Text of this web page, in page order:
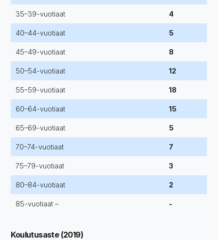
35–39-vuotiaat 4
40–44-vuotiaat 5
45–49-vuotiaat 8
50–54-vuotiaat 12
55–59-vuotiaat 18
60–64-vuotiaat 15
65–69-vuotiaat 5
70–74-vuotiaat 7
75–79-vuotiaat 3
80–84-vuotiaat 2
85-vuotiaat – -
Koulutusaste (2019)